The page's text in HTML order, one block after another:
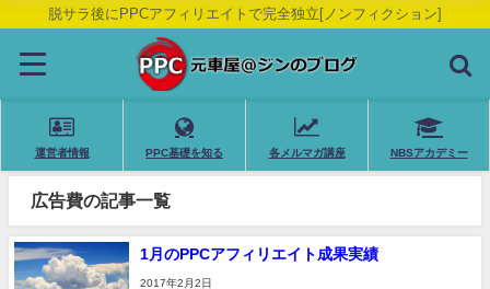
脱サラ後にPPCアフィリエイトで完全独立[ノンフィクション]
運営者情報 PPC基礎を知る 各メルマガ講座 NBSアカデミー
広告費の記事一覧
1月のPPCアフィリエイト成果実績
2017年2月2日